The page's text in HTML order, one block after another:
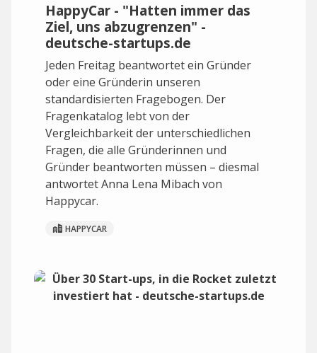
HappyCar - "Hatten immer das
Ziel, uns abzugrenzen" -
deutsche-startups.de
Jeden Freitag beantwortet ein Gründer
oder eine Gründerin unseren
standardisierten Fragebogen. Der
Fragenkatalog lebt von der
Vergleichbarkeit der unterschiedlichen
Fragen, die alle Gründerinnen und
Gründer beantworten müssen – diesmal
antwortet Anna Lena Mibach von
Happycar.
HAPPYCAR